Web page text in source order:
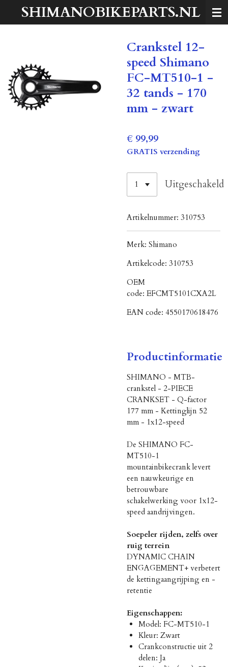
SHIMANOBIKEPARTS.NL
Crankstel 12-
speed Shimano
FC-MT510-1 -
32 tands - 170
mm - zwart
€ 99,99
GRATIS verzending
Uitgeschakeld
Artikelnummer: 310753
Merk: Shimano
Artikelcode: 310753
OEM
code: EFCMT5101CXA2L
EAN code: 4550170618476
Productinformatie
SHIMANO - MTB-
crankstel - 2-PIECE
CRANKSET - Q-factor
177 mm - Kettinglijn 52
mm - 1x12-speed
De SHIMANO FC-
MT510-1
mountainbikecrank levert
een nauwkeurige en
betrouwbare
schakelwerking voor 1x12-
speed aandrijvingen.
Soepeler rijden, zelfs over
ruig terrein
DYNAMIC CHAIN
ENGAGEMENT+ verbetert
de kettingaangrijping en -
retentie
Eigenschappen:
Model: FC-MT510-1
Kleur: Zwart
Crankconstructie uit 2
delen: Ja